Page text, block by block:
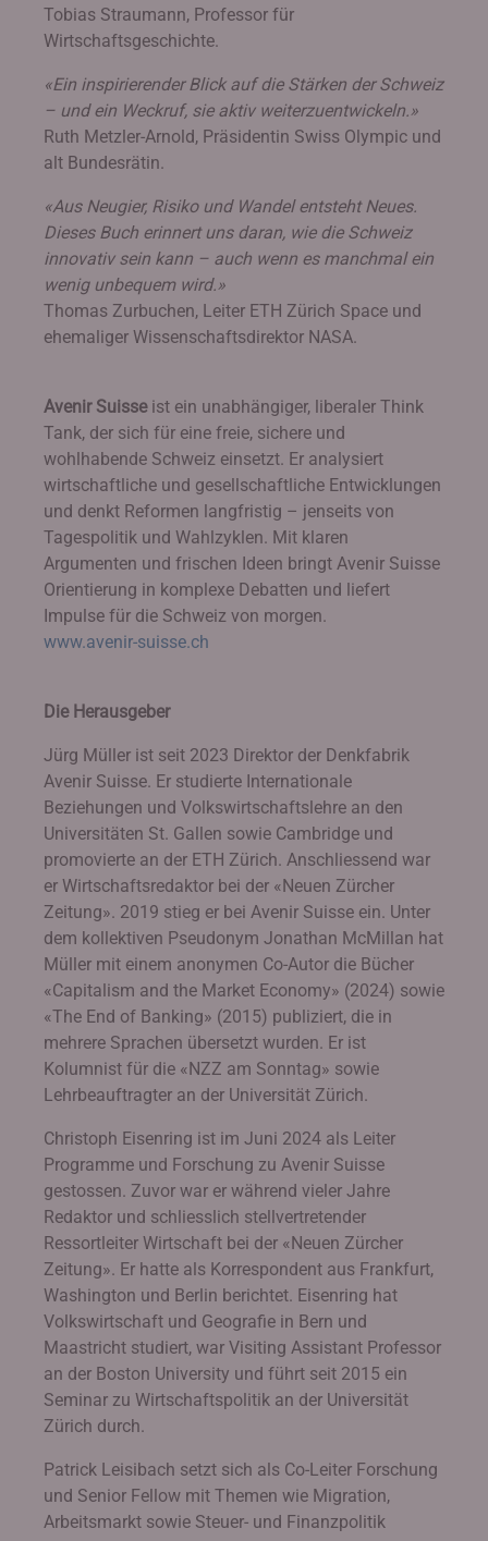
Tobias Straumann, Professor für
Wirtschaftsgeschichte.
«Ein inspirierender Blick auf die Stärken der Schweiz
– und ein Weckruf, sie aktiv weiterzuentwickeln.»
Ruth Metzler-Arnold, Präsidentin Swiss Olympic und
alt Bundesrätin.
«Aus Neugier, Risiko und Wandel entsteht Neues.
Dieses Buch erinnert uns daran, wie die Schweiz
innovativ sein kann – auch wenn es manchmal ein
wenig unbequem wird.»
Thomas Zurbuchen, Leiter ETH Zürich Space und
ehemaliger Wissenschaftsdirektor NASA.
Avenir Suisseist ein unabhängiger, liberaler Think
Tank, der sich für eine freie, sichere und
wohlhabende Schweiz einsetzt. Er analysiert
wirtschaftliche und gesellschaftliche Entwicklungen
und denkt Reformen langfristig – jenseits von
Tagespolitik und Wahlzyklen. Mit klaren
Argumenten und frischen Ideen bringt Avenir Suisse
Orientierung in komplexe Debatten und liefert
Impulse für die Schweiz von morgen.
www.avenir-suisse.ch
Die Herausgeber
Jürg Müller ist seit 2023 Direktor der Denkfabrik
Avenir Suisse. Er studierte Internationale
Beziehungen und Volkswirtschaftslehre an den
Universitäten St. Gallen sowie Cambridge und
promovierte an der ETH Zürich. Anschliessend war
er Wirtschaftsredaktor bei der «Neuen Zürcher
Zeitung». 2019 stieg er bei Avenir Suisse ein. Unter
dem kollektiven Pseudonym Jonathan McMillan hat
Müller mit einem anonymen Co-Autor die Bücher
«Capitalism and the Market Economy» (2024) sowie
«The End of Banking» (2015) publiziert, die in
mehrere Sprachen übersetzt wurden. Er ist
Kolumnist für die «NZZ am Sonntag» sowie
Lehrbeauftragter an der Universität Zürich.
Christoph Eisenring ist im Juni 2024 als Leiter
Programme und Forschung zu Avenir Suisse
gestossen. Zuvor war er während vieler Jahre
Redaktor und schliesslich stellvertretender
Ressortleiter Wirtschaft bei der «Neuen Zürcher
Zeitung». Er hatte als Korrespondent aus Frankfurt,
Washington und Berlin berichtet. Eisenring hat
Volkswirtschaft und Geografie in Bern und
Maastricht studiert, war Visiting Assistant Professor
an der Boston University und führt seit 2015 ein
Seminar zu Wirtschaftspolitik an der Universität
Zürich durch.
Patrick Leisibach setzt sich als Co-Leiter Forschung
und Senior Fellow mit Themen wie Migration,
Arbeitsmarkt sowie Steuer- und Finanzpolitik